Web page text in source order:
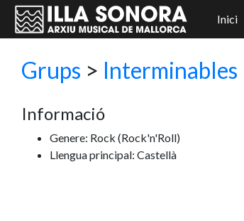
Inici
Grups > Interminables
Informació
Genere: Rock (Rock'n'Roll)
Llengua principal: Castellà